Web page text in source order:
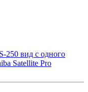
250 вид с одного
Satellite Pro